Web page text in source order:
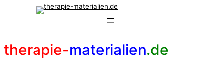
therapie-materialien.de